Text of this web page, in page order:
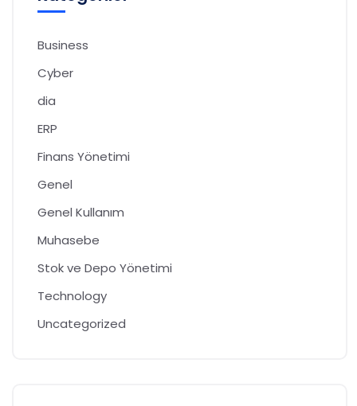
Business
Cyber
dia
ERP
Finans Yönetimi
Genel
Genel Kullanım
Muhasebe
Stok ve Depo Yönetimi
Technology
Uncategorized